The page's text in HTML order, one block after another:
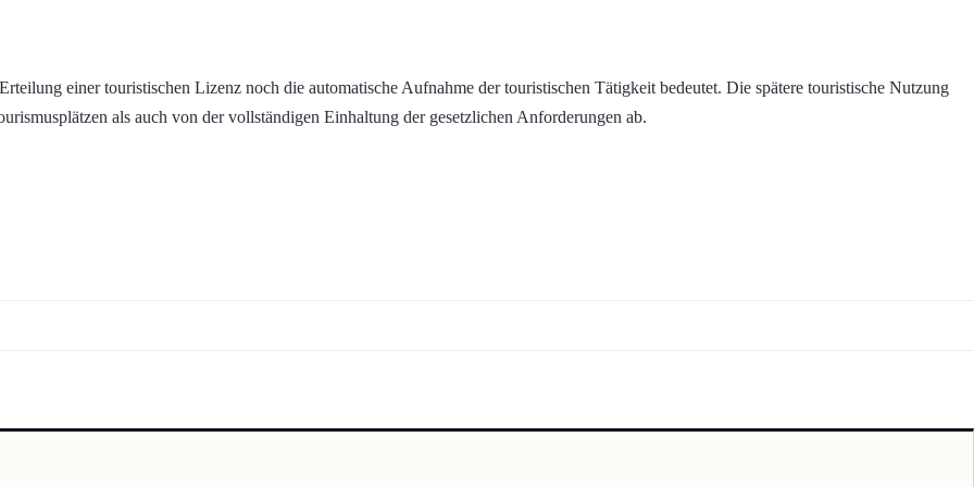
einer touristischen Lizenz noch die automatische Aufnahme der touristischen Tätigkeit bedeutet. Die spätere touristische Nutzung
als auch von der vollständigen Einhaltung der gesetzlichen Anforderungen ab.